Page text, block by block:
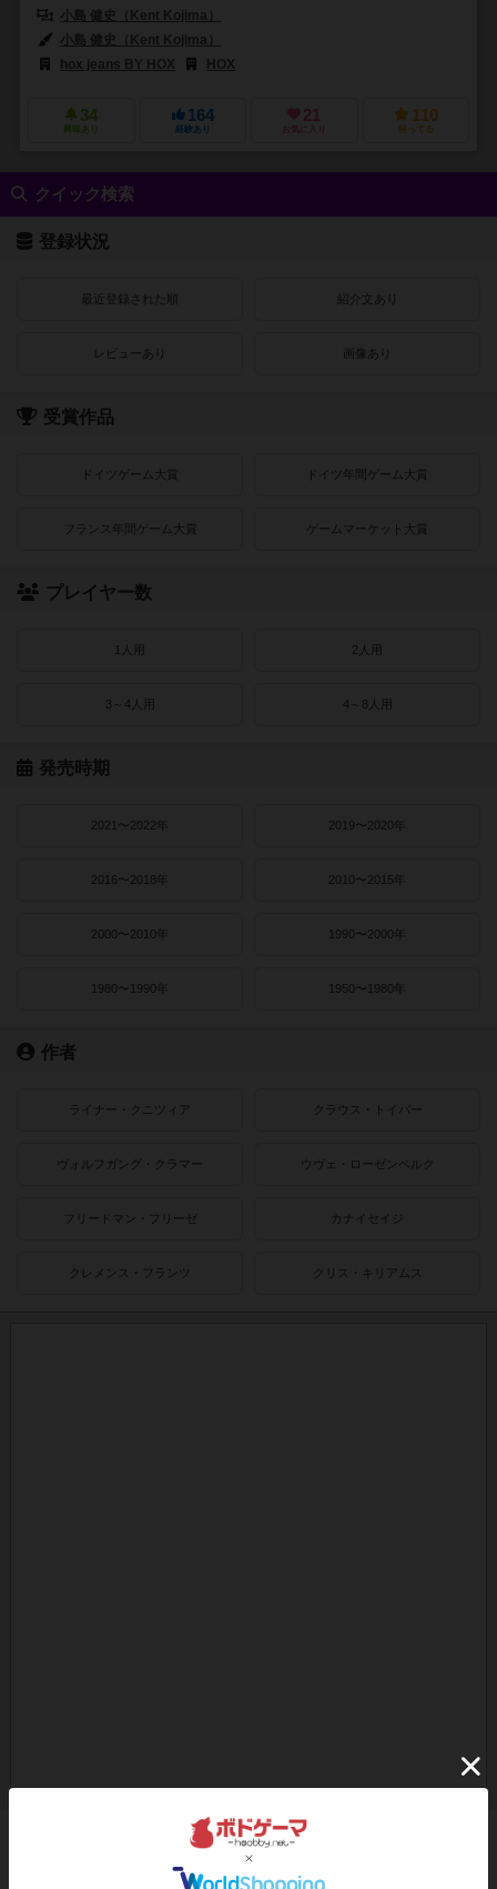
小島 健史（Kent Kojima）
小島 健史（Kent Kojima）
hox jeans BY HOX
HOX
34
興味あり
164
経験あり
21
お気に入り
110
持ってる
クイック検索
登録状況
最近登録された順 紹介文あり
レビューあり 画像あり
受賞作品
ドイツゲーム大賞 ドイツ年間ゲーム大賞
フランス年間ゲーム大賞 ゲームマーケット大賞
プレイヤー数
1人用 2人用
3～4人用 4～8人用
発売時期
2021〜2022年 2019〜2020年
2016〜2018年 2010〜2015年
2000〜2010年 1990〜2000年
1980〜1990年 1950〜1980年
作者
ライナー・クニツィア クラウス・トイバー
ヴォルフガング・クラマー ウヴェ・ローゼンベルク
フリードマン・フリーゼ カナイセイジ
クレメンス・フランツ クリス・キリアムス
ボドゲーマのアプリ版はこちら